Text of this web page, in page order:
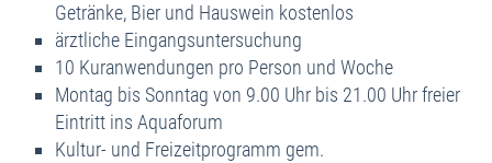
Getränke, Bier und Hauswein kostenlos
ärztliche Eingangsuntersuchung
10 Kuranwendungen pro Person und Woche
Montag bis Sonntag von 9.00 Uhr bis 21.00 Uhr freier
Eintritt ins Aquaforum
Kultur- und Freizeitprogramm gem.